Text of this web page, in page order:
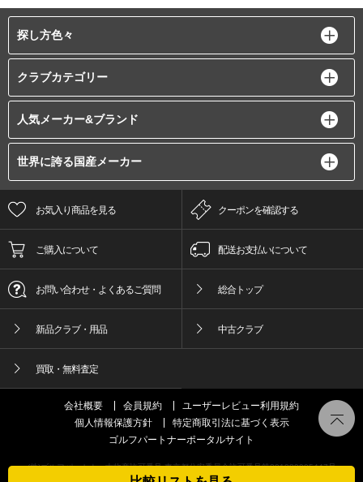
探し方色々
クラブカテゴリー
人気メーカー&ブランド
世界に誇る国産メーカー
お気入り商品を見る クーポンを確認する
ご購入について 配送お支払いについて
お問い合わせ・よくあるご質問 総合トップ
新品クラブ・用品 中古クラブ
買取・無料査定
会社概要 会員規約
ユーザーレビュー利用規約
個人情報保護方針
特定商取引法に基づく表示
ゴルフパートナーポータルサイト
(株)ゴルフパートナー古物商許可番号 東京都公安委員会許可番号第301089905447号